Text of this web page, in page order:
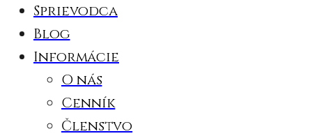
Sprievodca
Blog
Informácie
O nás
Cenník
Členstvo